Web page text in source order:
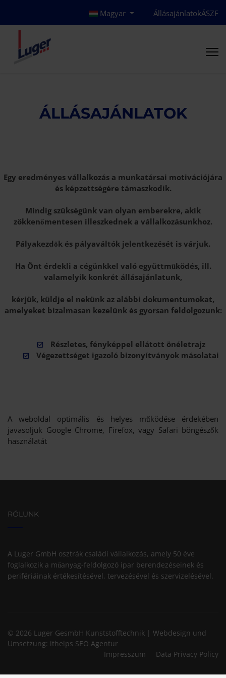
Magyar ÁllásajánlatokÁSZF
ÁLLÁSAJÁNLATOK
Egy eredményes vállalkozás a munkatársai motivációjára
és képzettségére támaszkodik.
Mindig szükségünk van olyan emberekre, akik
zökkenőmentesen illeszkednek a vállalkozásunkhoz.
Pályakezdők és pályaváltók jelentkezését is várjuk.
Ha Önt érdekli a cégünkkel való együttműködés, ill.
valamelyik konkrét állásajánlatunk,
kérjük, küldje el nekünk az alábbi dokumentumokat,
amelyeket bizalmasan kezelünk és gyorsan feldolgozunk:
Részletes, fényképpel ellátott önéletrajz
Végezettséget igazoló bizonyítványok másolatai
A weboldal optimális és helyes működése érdekében
javasoljuk Google Chrome, Firefox, vagy Safari böngészők
használatát
RÓLUNK
A Luger GmbH osztrák családi vállalkozás, amely 50 éve
foglalkozik a műanyag-feldolgozó ipar berendezéseinek és
perifériáinak értékesítésével, tervezésével és szervizelésével.
© 2026 Luger GesmbH Kunststofftechnik | Webdesign und
Umsetzung: ithelps SEO Agentur
Impresszum
Data Privacy Policy